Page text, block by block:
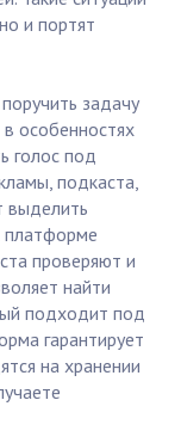
и портят
задачу
особенностях
голос под
подкаста,
выделить
платформе
проверяют и
найти
подходит под
гарантирует
на хранении